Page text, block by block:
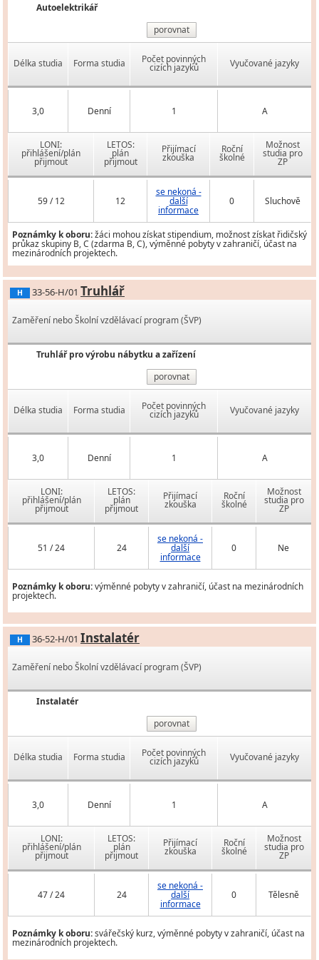
Autoelektrikář
porovnat
Délka studia Forma studia Počet povinných
cizích jazyků Vyučované jazyky
3,0 Denní 1 A
LONI:
přihlášení/plán
přijmout
LETOS:
plán
přijmout
Přijímací
zkouška
Roční
školné
Možnost
studia pro
ZP
59 / 12 12
se nekoná -
další
informace
0 Sluchově
Poznámky k oboru:žáci mohou získat stipendium, možnost získat řidičský
průkaz skupiny B, C (zdarma B, C), výměnné pobyty v zahraničí, účast na
mezinárodních projektech.
H 33-56-H/01 Truhlář
Zaměření nebo Školní vzdělávací program (ŠVP)
Truhlář pro výrobu nábytku a zařízení
porovnat
Délka studia Forma studia Počet povinných
cizích jazyků Vyučované jazyky
3,0 Denní 1 A
LONI:
přihlášení/plán
přijmout
LETOS:
plán
přijmout
Přijímací
zkouška
Roční
školné
Možnost
studia pro
ZP
51 / 24 24
se nekoná -
další
informace
0 Ne
Poznámky k oboru:výměnné pobyty v zahraničí, účast na mezinárodních
projektech.
H 36-52-H/01 Instalatér
Zaměření nebo Školní vzdělávací program (ŠVP)
Instalatér
porovnat
Délka studia Forma studia Počet povinných
cizích jazyků Vyučované jazyky
3,0 Denní 1 A
LONI:
přihlášení/plán
přijmout
LETOS:
plán
přijmout
Přijímací
zkouška
Roční
školné
Možnost
studia pro
ZP
47 / 24 24
se nekoná -
další
informace
0 Tělesně
Poznámky k oboru:svářečský kurz, výměnné pobyty v zahraničí, účast na
mezinárodních projektech.